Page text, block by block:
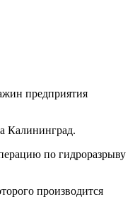
предприятия
Калининград.
по гидроразрыву
производится